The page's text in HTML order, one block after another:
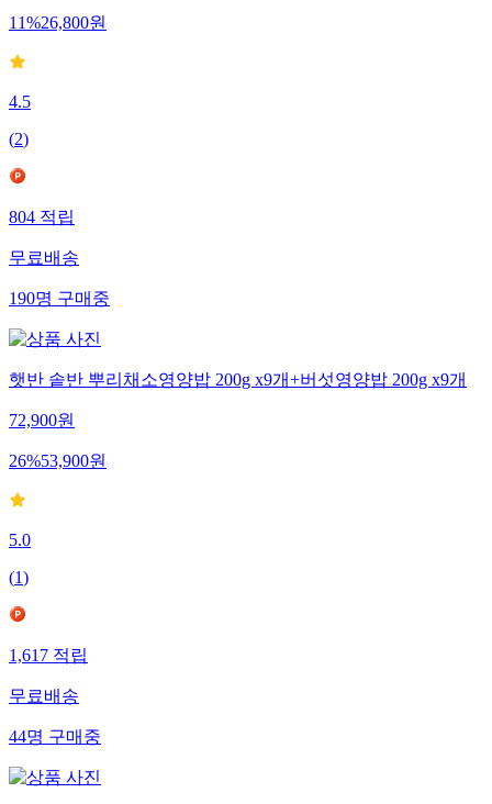
11%26,800원
4.5
(2)
804적립
무료배송
190명구매중
햇반 솥반 뿌리채소영양밥 200g x9개+버섯영양밥 200g x9개
72,900원
26%53,900원
5.0
(1)
1,617적립
무료배송
44명구매중